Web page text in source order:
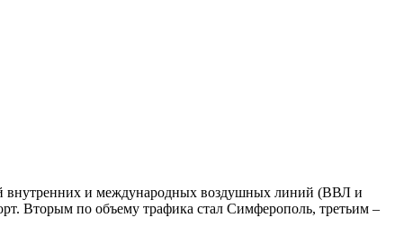
внутренних и международных воздушных линий (ВВЛ и
Вторым по объему трафика стал Симферополь, третьим –